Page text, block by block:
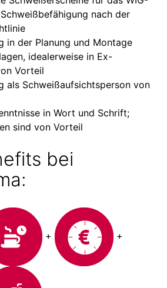
nach der
in der Planung und Montage
idealerweise in Ex-
Vorteil
als Schweißaufsichtsperson von
in Wort und Schrift;
sind von Vorteil
bei
+ +